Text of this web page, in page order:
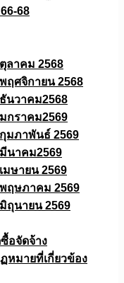
68
ลาคม 2568
ฤศจิกายน 2568
นวาคม2568
กราคม2569
มภาพันธ์ 2569
นาคม2569
มษายน 2569
ฤษภาคม 2569
ถุนายน 2569
อจัดจ้าง
หมายที่เกี่ยวข้อง